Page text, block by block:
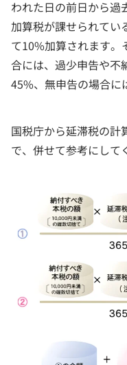
われた日の前日から過
加算税が課せられてい
て10%加算されます。
合には、過少申告や不
45%、無申告の場合に
国税庁から延滞税の計
で、併せて参考にして